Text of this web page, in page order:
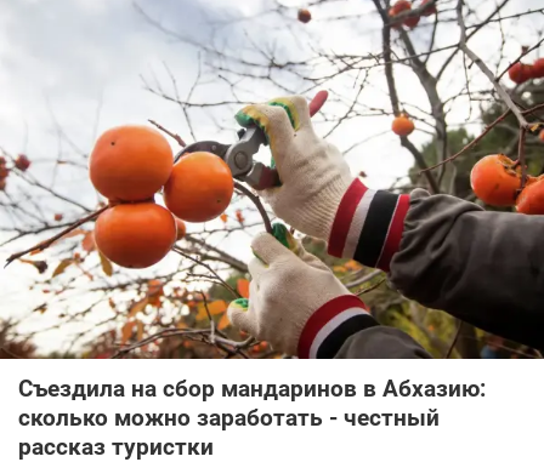
Съездила на сбор мандаринов в Абхазию:
сколько можно заработать - честный
рассказ туристки